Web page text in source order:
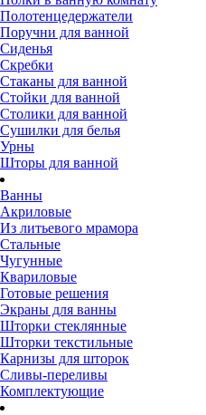
Полотенцедержатели
Поручни для ванной
Сиденья
Скребки
Стаканы для ванной
Стойки для ванной
Столики для ванной
Сушилки для белья
Урны
Шторы для ванной
Ванны
Акриловые
Из литьевого мрамора
Стальные
Чугунные
Квариловые
Готовые решения
Экраны для ванны
Шторки стеклянные
Шторки текстильные
Карнизы для шторок
Сливы-переливы
Комплектующие